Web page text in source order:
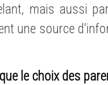
mais aussi
une source
le choix des